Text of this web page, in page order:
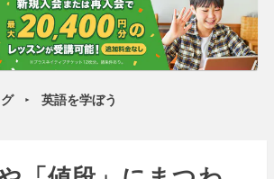
► 英語を学ぼう